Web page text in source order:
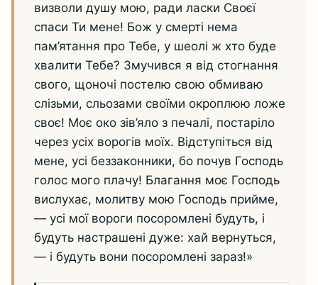
визволи душу мою, ради ласки Своєї
спаси Ти мене! Бож у смерті нема
пам’ятання про Тебе, у шеолі ж хто буде
хвалити Тебе? Змучився я від стогнання
свого, щоночі постелю свою обмиваю
слізьми, сльозами своїми окроплюю ложе
своє! Моє око зів’яло з печалі, постаріло
через усіх ворогів моїх. Відступіться від
мене, усі беззаконники, бо почув Господь
голос мого плачу! Благання моє Господь
вислухає, молитву мою Господь прийме,
— усі мої вороги посоромлені будуть, і
будуть настрашені дуже: хай вернуться,
— і будуть вони посоромлені зараз!»